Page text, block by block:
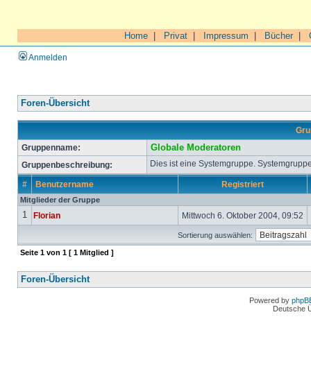
Home Privat Impressum Bücher|
Anmelden
Foren-Übersicht
Gruppenname:
Globale Moderatoren
Gruppenbeschreibung: Dies ist eine Systemgruppe.
# Benutzername Registriert
Mitglieder der Gruppe
1 Florian Mittwoch 6. Oktober 2004, 09:52
Sortierung auswählen:
Seite 1 von 1 [ 1 Mitglied ]
Foren-Übersicht
Powered by
Deutsche